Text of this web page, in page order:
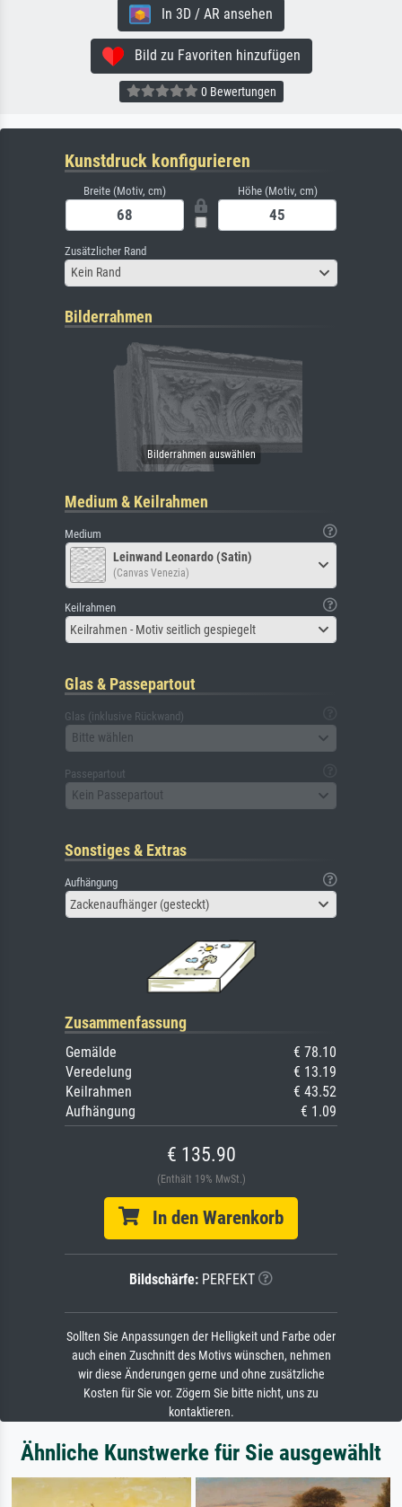
In 3D / AR ansehen
Bild zu Favoriten hinzufügen
0 Bewertungen
Kunstdruck konfigurieren
Breite (Motiv, cm) Höhe (Motiv, cm)
Zusätzlicher Rand
Kein Rand
Bilderrahmen
Medium & Keilrahmen
Medium
Leinwand Leonardo (Satin)
(Canvas Venezia)
Keilrahmen
Keilrahmen - Motiv seitlich gespiegelt
Glas & Passepartout
Glas (inklusive Rückwand)
Bitte wählen
Passepartout
Kein Passepartout
Sonstiges & Extras
Aufhängung
Zackenaufhänger (gesteckt)
Zusammenfassung
Gemälde
€ 78.10
Veredelung
€ 13.19
Keilrahmen
€ 43.52
Aufhängung
€ 1.09
€ 135.90
(Enthält 19% MwSt.)
In den Warenkorb
Bildschärfe: PERFEKT
Sollten Sie Anpassungen der Helligkeit und Farbe oder
auch einen Zuschnitt des Motivs wünschen, nehmen
wir diese Änderungen gerne und ohne zusätzliche
Kosten für Sie vor. Zögern Sie bitte nicht, uns zu
kontaktieren.
Ähnliche Kunstwerke für Sie ausgewählt